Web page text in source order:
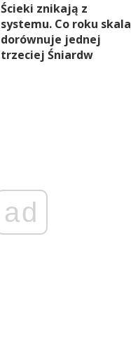
Ścieki znikają z
systemu. Co roku skala
dorównuje jednej
trzeciej Śniardw
ad